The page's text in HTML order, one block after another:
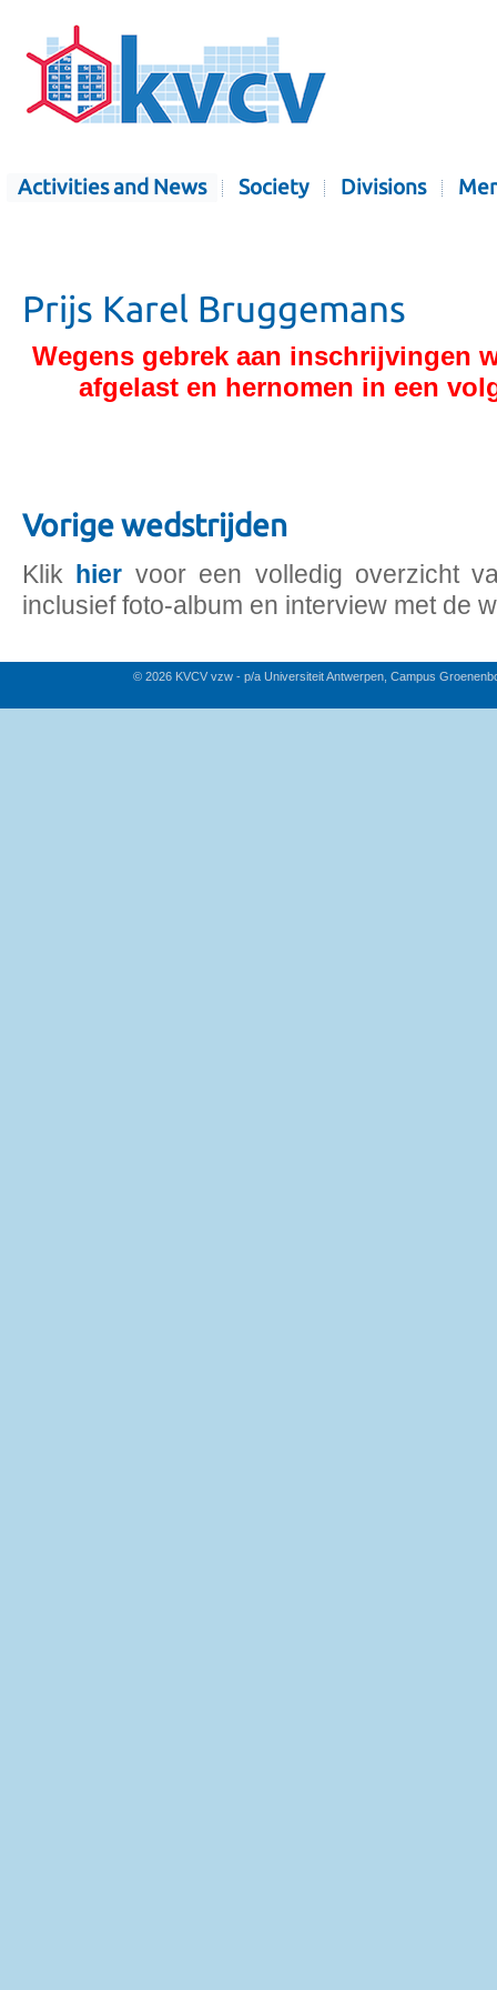
Activities and News Society Divisions
Prijs Karel Bruggemans
Wegens gebrek aan inschrijvingen
afgelast en hernomen in een
Vorige wedstrijden
Klik hier voor een volledig overzicht
inclusief foto-album en interview met de
© 2026 KVCV vzw - p/a Universiteit Antwerpen, Campus